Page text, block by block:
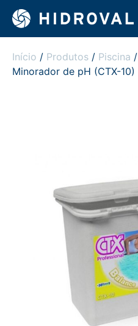
Início / Produtos / Piscina /
Minorador de pH (CTX-10)